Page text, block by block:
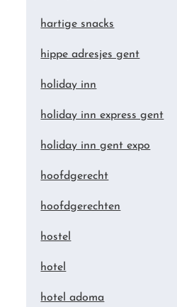
hartige snacks
hippe adresjes gent
holiday inn
holiday inn express gent
holiday inn gent expo
hoofdgerecht
hoofdgerechten
hostel
hotel
hotel adoma